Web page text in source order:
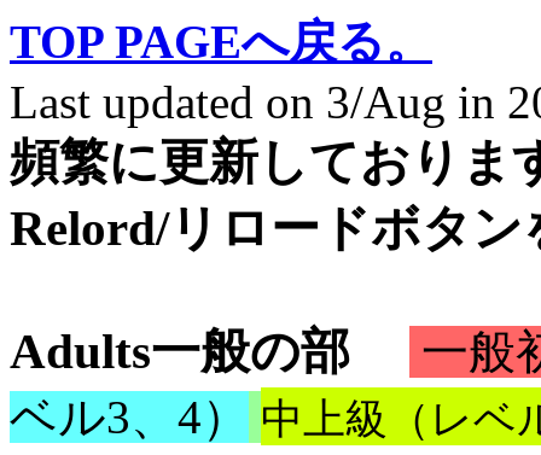
TOP PAGEへ戻る。
Last updated on 3/Aug in
頻繁に更新しておりま
Relord/リロードボタ
Adults一般の部
一般
ベル3、4）
中上級 （レ